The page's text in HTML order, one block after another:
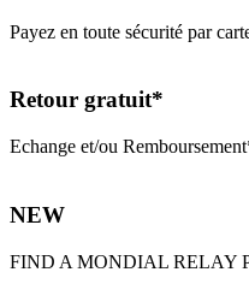
Payez en toute sécurité par
Retour gratuit*
Echange et/ou
NEW
FIND A MONDIAL RELAY